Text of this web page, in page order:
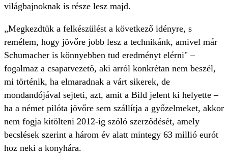
világbajnoknak is része lesz majd.
„Megkezdtük a felkészülést a következő idényre, s
remélem, hogy jövőre jobb lesz a technikánk, amivel már
Schumacher is könnyebben tud eredményt elérni" –
fogalmaz a csapatvezető, aki arról konkrétan nem beszél,
mi történik, ha elmaradnak a várt sikerek, de
mondandójával sejteti, azt, amit a Bild jelent ki helyette –
ha a német pilóta jövőre sem szállítja a győzelmeket, akkor
nem fogja kitölteni 2012-ig szóló szerződését, amely
becslések szerint a három év alatt mintegy 63 millió eurót
hoz neki a konyhára.